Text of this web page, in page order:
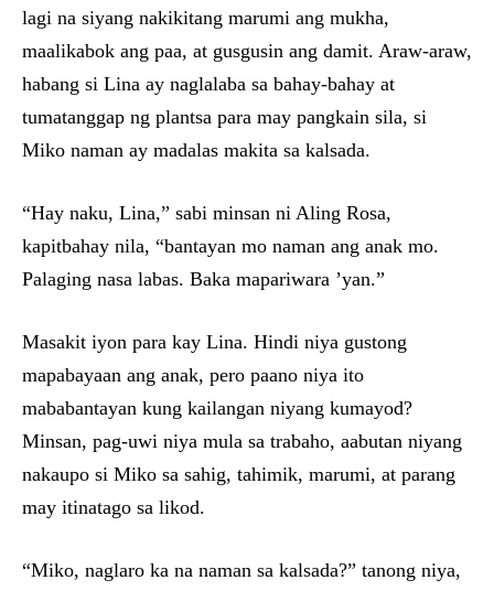
lagi na siyang nakikitang marumi ang mukha,
maalikabok ang paa, at gusgusin ang damit. Araw-araw,
habang si Lina ay naglalaba sa bahay-bahay at
tumatanggap ng plantsa para may pangkain sila, si
Miko naman ay madalas makita sa kalsada.
“Hay naku, Lina,” sabi minsan ni Aling Rosa,
kapitbahay nila, “bantayan mo naman ang anak mo.
Palaging nasa labas. Baka mapariwara ’yan.”
Masakit iyon para kay Lina. Hindi niya gustong
mapabayaan ang anak, pero paano niya ito
mababantayan kung kailangan niyang kumayod?
Minsan, pag-uwi niya mula sa trabaho, aabutan niyang
nakaupo si Miko sa sahig, tahimik, marumi, at parang
may itinatago sa likod.
“Miko, naglaro ka na naman sa kalsada?” tanong niya,